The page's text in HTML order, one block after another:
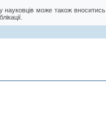
науковців може також вноситись